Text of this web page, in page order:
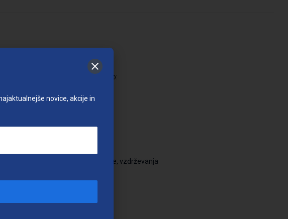
Pri profesionalni uporabi priporočamo:
dolgotrajno uporabo.
– od gradbeništva, montaže, vzdrževanja
novice, akcije in